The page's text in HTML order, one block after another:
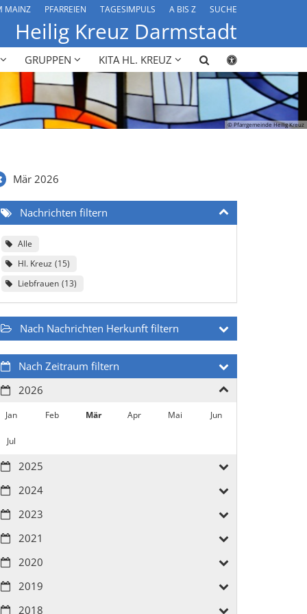
MAINZ PFARREIEN TAGESIMPULS A BIS Z SUCHE
Heilig Kreuz Darmstadt
GRUPPEN KITA HL. KREUZ
© Pfarrgemeinde Heilig Kreuz
Mär 2026
Nachrichten filtern
Alle
Hl. Kreuz 15
Liebfrauen 13
Nach Nachrichten Herkunft filtern
Nach Zeitraum filtern
2026
Jan Feb Mär Apr Mai Jun
Jul
2025
2024
2023
2021
2020
2019
2018